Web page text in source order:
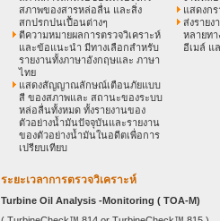
สภาพของสารหล่อลื่น และสิ่ง
สกปรกปนเปื้อนต่างๆ
ตีความหมายผลการตรวจวิเคราะห์
และข้อแนะนำ มีทางเลือกสำหรับ
รายงานทั้งภาษาอังกฤษและ ภาษา
ไทย
แสดงสัญญาณลักษณ์เตือนภัยแบบ
สี ของสภาพและ สถานะของระบบ
หล่อลื่นทั้งหมด ทั้งรายงานของ
ตัวอย่างน้ำมันปัจจุบันและรายงาน
ของตัวอย่างน้ำมันในอดีตเพื่อการ
เปรียบเทียบ
แสดงก
ส่งรายง
หลายทา
อีเมล์ แ
ระยะเวลาการตรวจวิเคราะห์
Turbine Oil Analysis -Monitoring ( TOA-M)